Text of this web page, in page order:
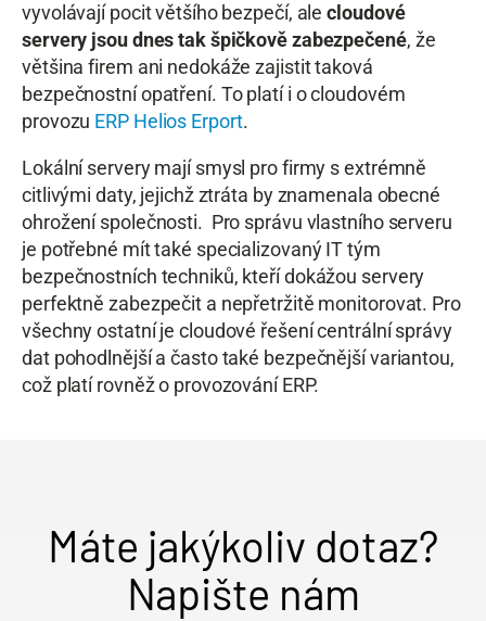
vyvolávají pocit většího bezpečí, alecloudové
servery jsou dnes tak špičkově zabezpečené, že
většina firem ani nedokáže zajistit taková
bezpečnostní opatření. To platí i o cloudovém
provozu ERP Helios Erport.
Lokální servery mají smysl pro firmy s extrémně
citlivými daty, jejichž ztráta by znamenala obecné
ohrožení společnosti. Pro správu vlastního serveru
je potřebné mít také specializovaný IT tým
bezpečnostních techniků, kteří dokážou servery
perfektně zabezpečit a nepřetržitě monitorovat. Pro
všechny ostatní je cloudové řešení centrální správy
dat pohodlnější a často také bezpečnější variantou,
což platí rovněž o provozování ERP.
Máte jakýkoliv dotaz?
Napište nám